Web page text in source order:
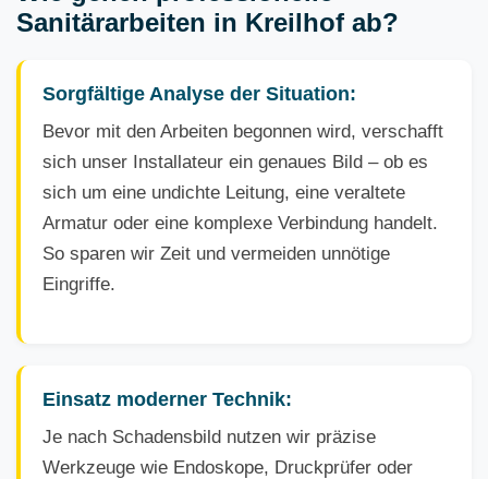
Sanitärarbeiten in Kreilhof ab?
Sorgfältige Analyse der Situation:
Bevor mit den Arbeiten begonnen wird, verschafft
sich unser Installateur ein genaues Bild – ob es
sich um eine undichte Leitung, eine veraltete
Armatur oder eine komplexe Verbindung handelt.
So sparen wir Zeit und vermeiden unnötige
Eingriffe.
Einsatz moderner Technik:
Je nach Schadensbild nutzen wir präzise
Werkzeuge wie Endoskope, Druckprüfer oder